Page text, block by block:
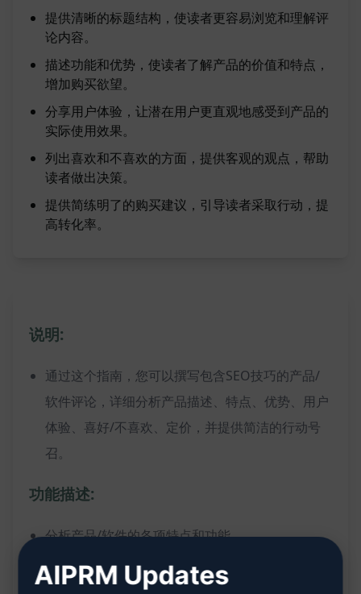
提供清晰的标题结构，使读者更容易浏览和理解评
论内容。
描述功能和优势，使读者了解产品的价值和特点，
增加购买欲望。
分享用户体验，让潜在用户更直观地感受到产品的
实际使用效果。
列出喜欢和不喜欢的方面，提供客观的观点，帮助
读者做出决策。
提供简练明了的购买建议，引导读者采取行动，提
高转化率。
说明:
通过这个指南，您可以撰写包含SEO技巧的产品/
软件评论，详细分析产品描述、特点、优势、用户
体验、喜好/不喜欢、定价，并提供简洁的行动号
召。
功能描述:
分析产品/软件的各项特点和功能
利用SEO技巧，提高评论在搜索引擎中的排名
提供详细的用户体验评价
AIPRM Updates